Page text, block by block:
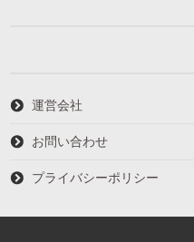
運営会社
お問い合わせ
プライバシーポリシー